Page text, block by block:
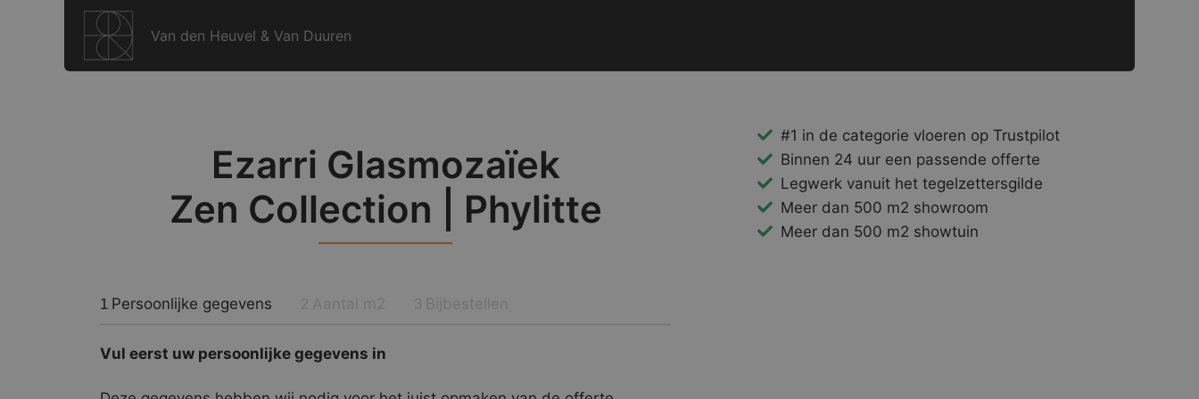
Van den Heuvel & Van Duuren
Ezarri Glasmozaïek
Zen Collection | Phylitte
1 Persoonlijke gegevens
Vul eerst uw persoonlijke gegevens in
#1 in de categorie vloeren op Trustpilot
Binnen 24 uur een passende offerte
Legwerk vanuit het tegelzettersgilde
Meer dan 500 m2 showroom
Meer dan 500 m2 showtuin